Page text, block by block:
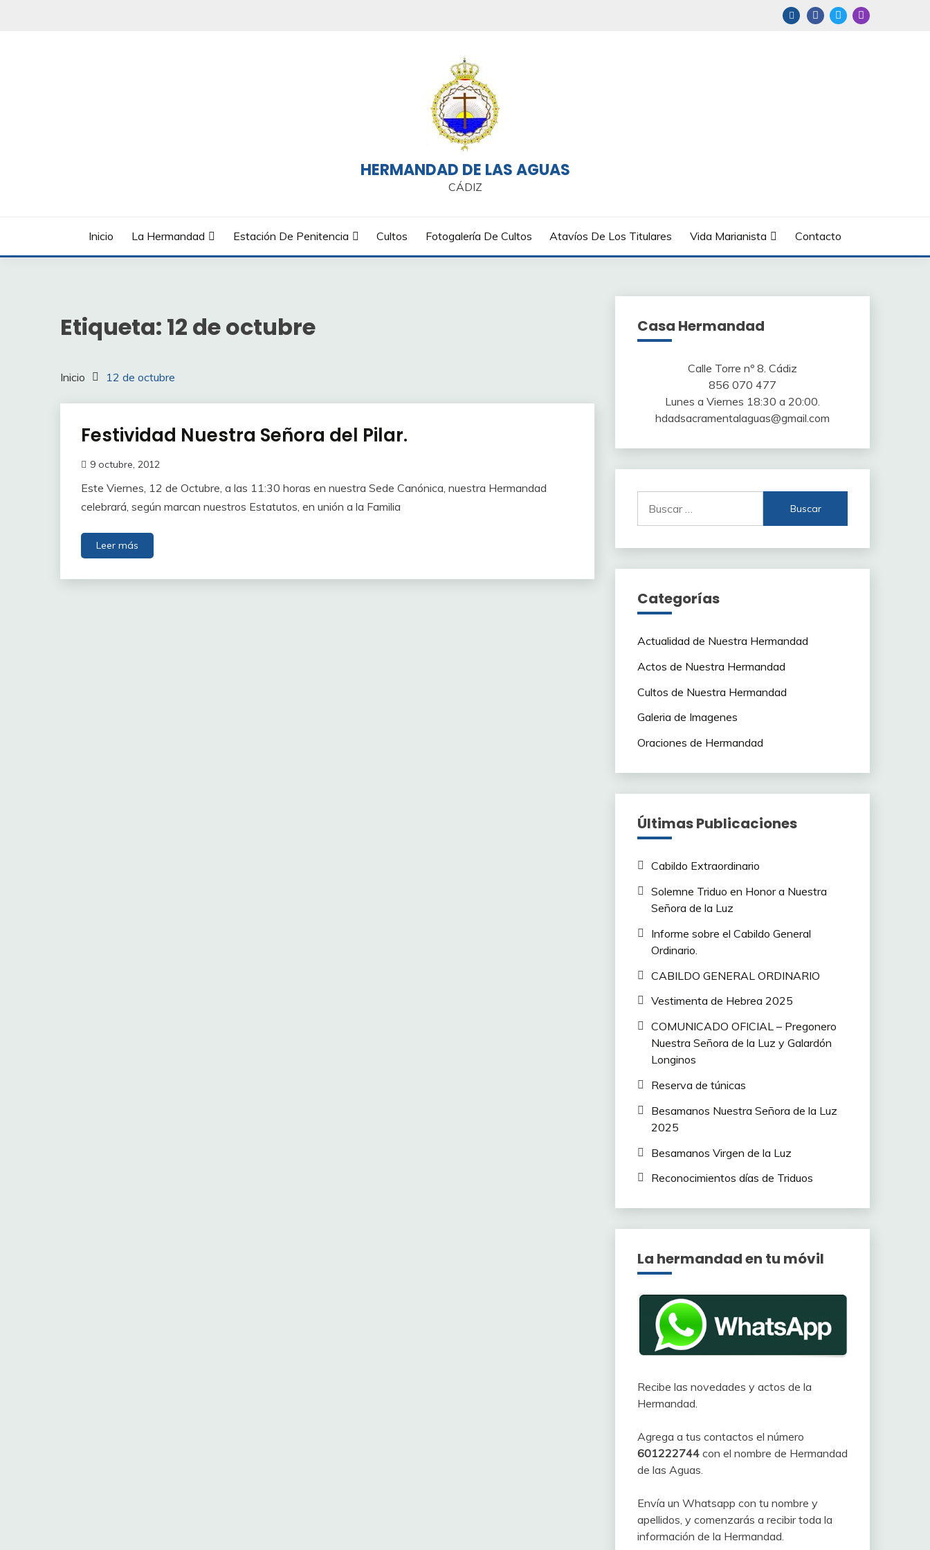
HERMANDAD DE LAS AGUAS
CÁDIZ
Inicio La Hermandad Estación De Penitencia Cultos Fotogalería De Cultos Atavíos De Los Titulares Vida Marianista Contacto
Etiqueta: 12 de octubre
Inicio 12 de octubre
Festividad Nuestra Señora del Pilar.
9 octubre, 2012
Este Viernes, 12 de Octubre, a las 11:30 horas en nuestra Sede Canónica, nuestra Hermandad
celebrará, según marcan nuestros Estatutos, en unión a la Familia
Leer más
Casa Hermandad
Calle Torre nº 8. Cádiz
856 070 477
Lunes a Viernes 18:30 a 20:00.
hdadsacramentalaguas@gmail.com
Categorías
Actualidad de Nuestra Hermandad
Actos de Nuestra Hermandad
Cultos de Nuestra Hermandad
Galeria de Imagenes
Oraciones de Hermandad
Últimas Publicaciones
Cabildo Extraordinario
Solemne Triduo en Honor a Nuestra
Señora de la Luz
Informe sobre el Cabildo General
Ordinario.
CABILDO GENERAL ORDINARIO
Vestimenta de Hebrea 2025
COMUNICADO OFICIAL – Pregonero
Nuestra Señora de la Luz y Galardón
Longinos
Reserva de túnicas
Besamanos Nuestra Señora de la Luz
2025
Besamanos Virgen de la Luz
Reconocimientos días de Triduos
La hermandad en tu móvil
Recibe las novedades y actos de la
Hermandad.
Agrega a tus contactos el número
601222744con el nombre de Hermandad
de las Aguas.
Envía un Whatsapp con tu nombre y
apellidos, y comenzarás a recibir toda la
información de la Hermandad.